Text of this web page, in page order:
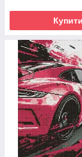
Купити